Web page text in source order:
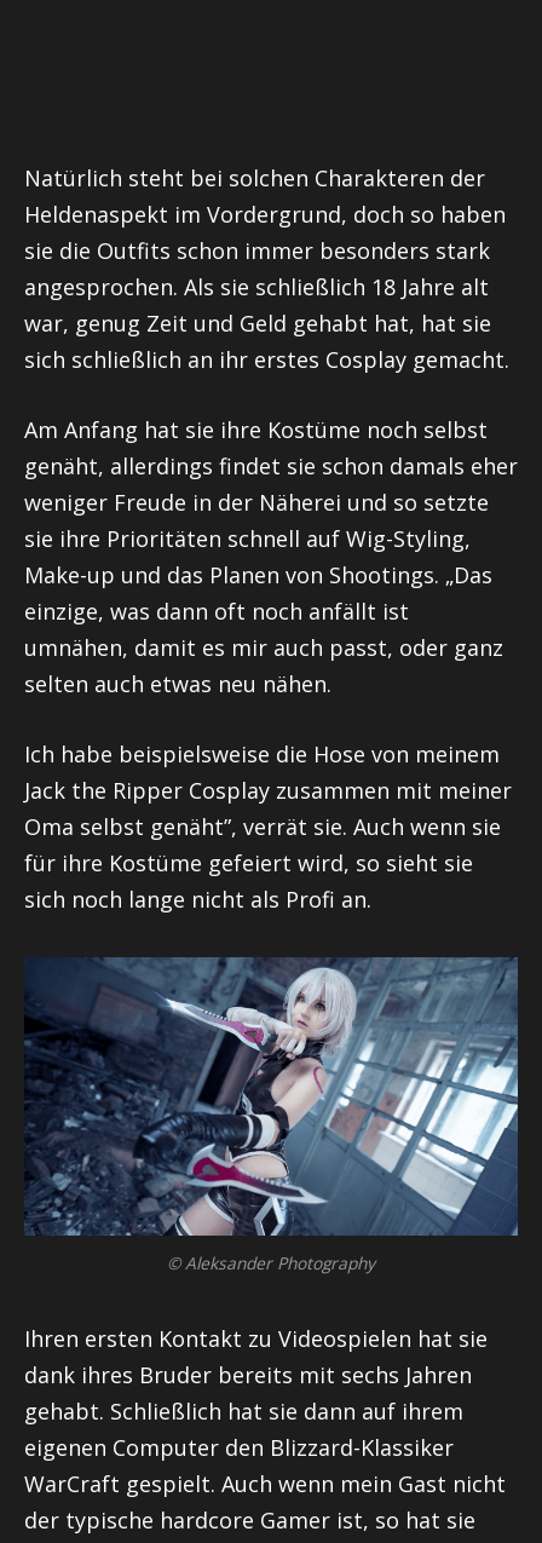
Natürlich steht bei solchen Charakteren der
Heldenaspekt im Vordergrund, doch so haben
sie die Outfits schon immer besonders stark
angesprochen. Als sie schließlich 18 Jahre alt
war, genug Zeit und Geld gehabt hat, hat sie
sich schließlich an ihr erstes Cosplay gemacht.
Am Anfang hat sie ihre Kostüme noch selbst
genäht, allerdings findet sie schon damals eher
weniger Freude in der Näherei und so setzte
sie ihre Prioritäten schnell auf Wig-Styling,
Make-up und das Planen von Shootings. „Das
einzige, was dann oft noch anfällt ist
umnähen, damit es mir auch passt, oder ganz
selten auch etwas neu nähen.
Ich habe beispielsweise die Hose von meinem
Jack the Ripper Cosplay zusammen mit meiner
Oma selbst genäht”, verrät sie. Auch wenn sie
für ihre Kostüme gefeiert wird, so sieht sie
sich noch lange nicht als Profi an.
© Aleksander Photography
Ihren ersten Kontakt zu Videospielen hat sie
dank ihres Bruder bereits mit sechs Jahren
gehabt. Schließlich hat sie dann auf ihrem
eigenen Computer den Blizzard-Klassiker
WarCraft gespielt. Auch wenn mein Gast nicht
der typische hardcore Gamer ist, so hat sie